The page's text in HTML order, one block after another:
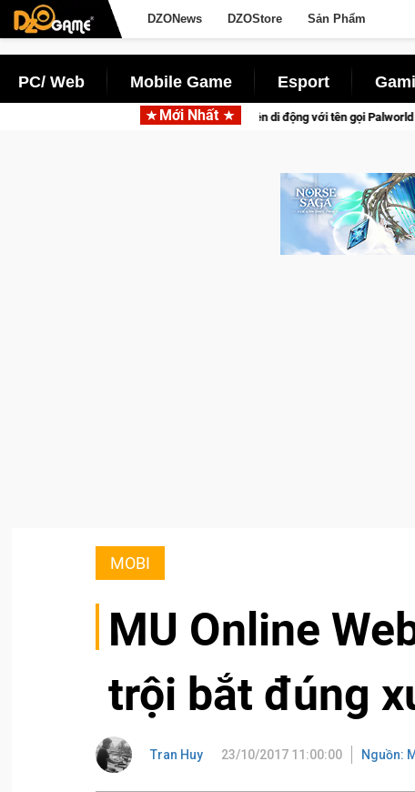
DZONews DZOStore Sản Phẩm
PC/ Web Mobile Game Esport
Mới Nhất
sinh tồn lên di động với tên gọi Palworld Online Gia Nhập
MOBI
MU Online
trội bắt đúng
Tran Huy 23/10/2017 11:00:00 Nguồn: